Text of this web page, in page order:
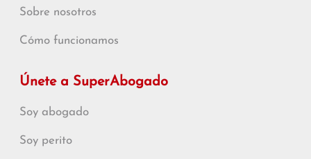
Sobre nosotros
Cómo funcionamos
Únete a SuperAbogado
Soy abogado
Soy perito